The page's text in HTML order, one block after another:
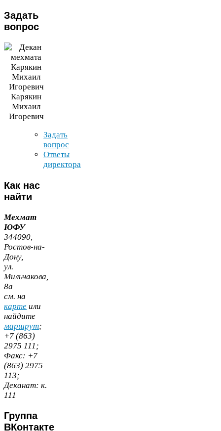
Задать
вопрос
Карякин
Михаил
Игоревич
Задать
вопрос
Ответы
директора
Как нас
найти
Мехмат
ЮФУ
344090,
Ростов-​на-​
Дону,
ул.
Мильчакова,
8а
cм. на
карте или
найдите
маршрут;
+7 (863)
2975 111;
Факс: +7
(863) 2975
113;
Деканат: к.
111
Группа
ВКонтакте